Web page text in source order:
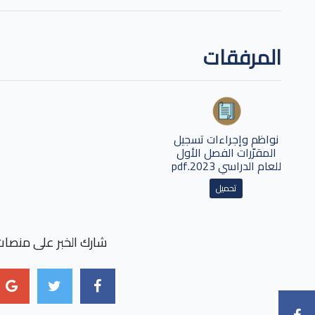
المرفقات
نواظم وإجراءات تسجيل
المقرّرات الفصل الأول
للعام الدراسي 2023.pdf
تحميل
شارك الخبر على